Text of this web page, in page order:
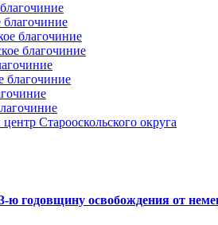
благочиние
благочиние
благочиние
благочиние
Старооскольского округа
ю годовщину освобождения от